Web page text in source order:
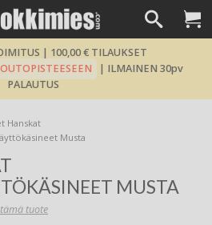
| 100,00 € TILAUKSET
| ILMAINEN 30pv
PALAUTUS
Hanskat
Musta
MUSTA
tuote